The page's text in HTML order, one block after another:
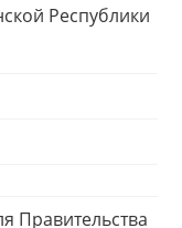
Республики
Правительства